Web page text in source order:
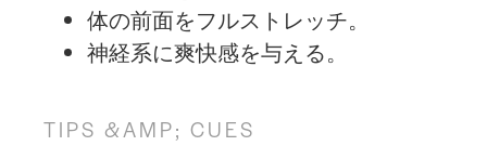
体の前面をフルストレッチ。
神経系に爽快感を与える。
TIPS &AMP; CUES